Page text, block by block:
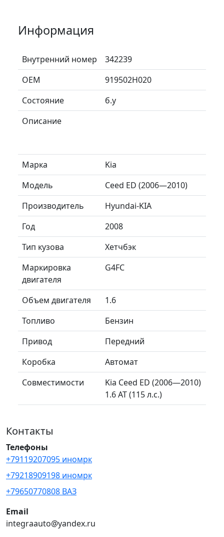
Информация
Внутренний номер
342239
ОЕМ
919502H020
Состояние
б.у
Описание
Марка
Kia
Модель
Ceed ED (2006—2010)
Производитель
Hyundai-KIA
Год
2008
Тип кузова
Хетчбэк
Маркировка
двигателя
G4FC
Объем двигателя
1.6
Топливо
Бензин
Привод
Передний
Коробка
Автомат
Совместимости
Kia Ceed ED (2006—2010)
1.6 AT (115 л.с.)
Контакты
Телефоны
+79119207095 иномрк
+79218909198 иномрк
+79650770808 ВАЗ
Email
integraauto@yandex.ru